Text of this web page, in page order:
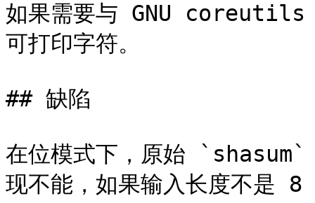
如果需要与 GNU coreutils
可打印字符。
## 缺陷
在位模式下，原始 `shasum`
现不能，如果输入长度不是 8